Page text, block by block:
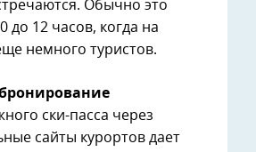
Обычно это
до 12 часов, когда на
немного туристов.
ски-пасса через
сайты курортов дает